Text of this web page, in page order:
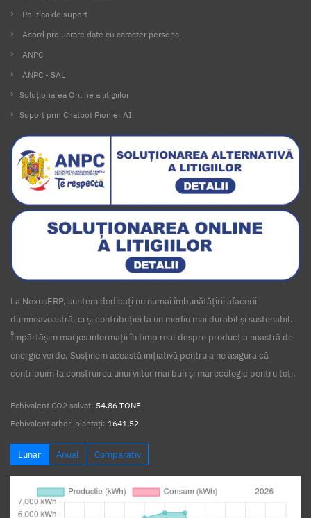
Politica de suport
Acord prelucrare date cu caracter personal
ANPC
ANPC - SAL
Soluționarea Online a litigiilor
Suport prin Chatbot Pionier AI
La NexusERP, suntem dedicați nu numai îmbunătățirii afacerii
dumneavoastră, ci și contribuției la un mediu mai durabil și sustenabil.
Împărtășim mai jos informații în timp real despre producția noastră de
energie verde. Susținem această inițiativă pentru a ne asigura că
contribuim la construirea unui viitor mai bun și mai ecologic pentru toți.
Echivalent CO2 salvat: 54.86 TONE
Echivalent arbori plantați: 1641.52
Lunar Anual Comparativ